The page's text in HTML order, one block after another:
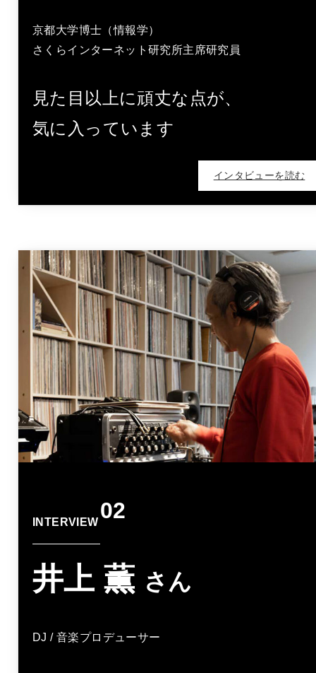
京都大学博士（情報学）
さくらインターネット研究所主席研究員
見た目以上に頑丈な点が、
気に入っています
インタビューを読む
INTERVIEW 02
井上 薫 さん
DJ / 音楽プロデューサー